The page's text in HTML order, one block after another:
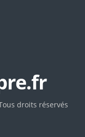
droits réservés